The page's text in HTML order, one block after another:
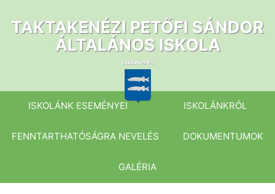
tartalomhoz
TAKTAKENÉZI PETŐFI SÁNDOR
ÁLTALÁNOS ISKOLA
ISKOLÁNK ESEMÉNYEI ISKOLÁNKRÓL
FENNTARTHATÓSÁGRA NEVELÉS DOKUMENTUMOK
GALÉRIA